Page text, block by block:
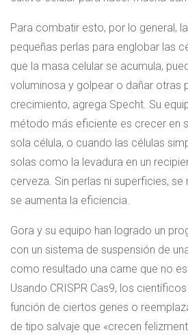
Para combatir esto, por lo general,
pequeñas perlas para englobar las
que la masa celular se acumula,
voluminosa y golpear o dañar otras
crecimiento, agrega Specht. Su
método más eficiente es crecer en
sola célula, o cuando las células
solas como la levadura en un
cerveza. Sin perlas ni superficies,
se aumenta la eficiencia.
Gora y su equipo han logrado un
con un sistema de suspensión de
como resultado una carne que no
Usando CRISPR Cas9, los
función de ciertos genes o
de tipo salvaje que «crecen